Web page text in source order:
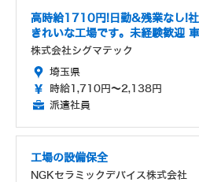
高時給1710円!日勤&残業なし!
きれいな工場です。未経験歓迎
株式会社シグマテック
埼玉県
時給1,710円～2,138円
派遣社員
工場の設備保全
NGKセラミックデバイス株式会社